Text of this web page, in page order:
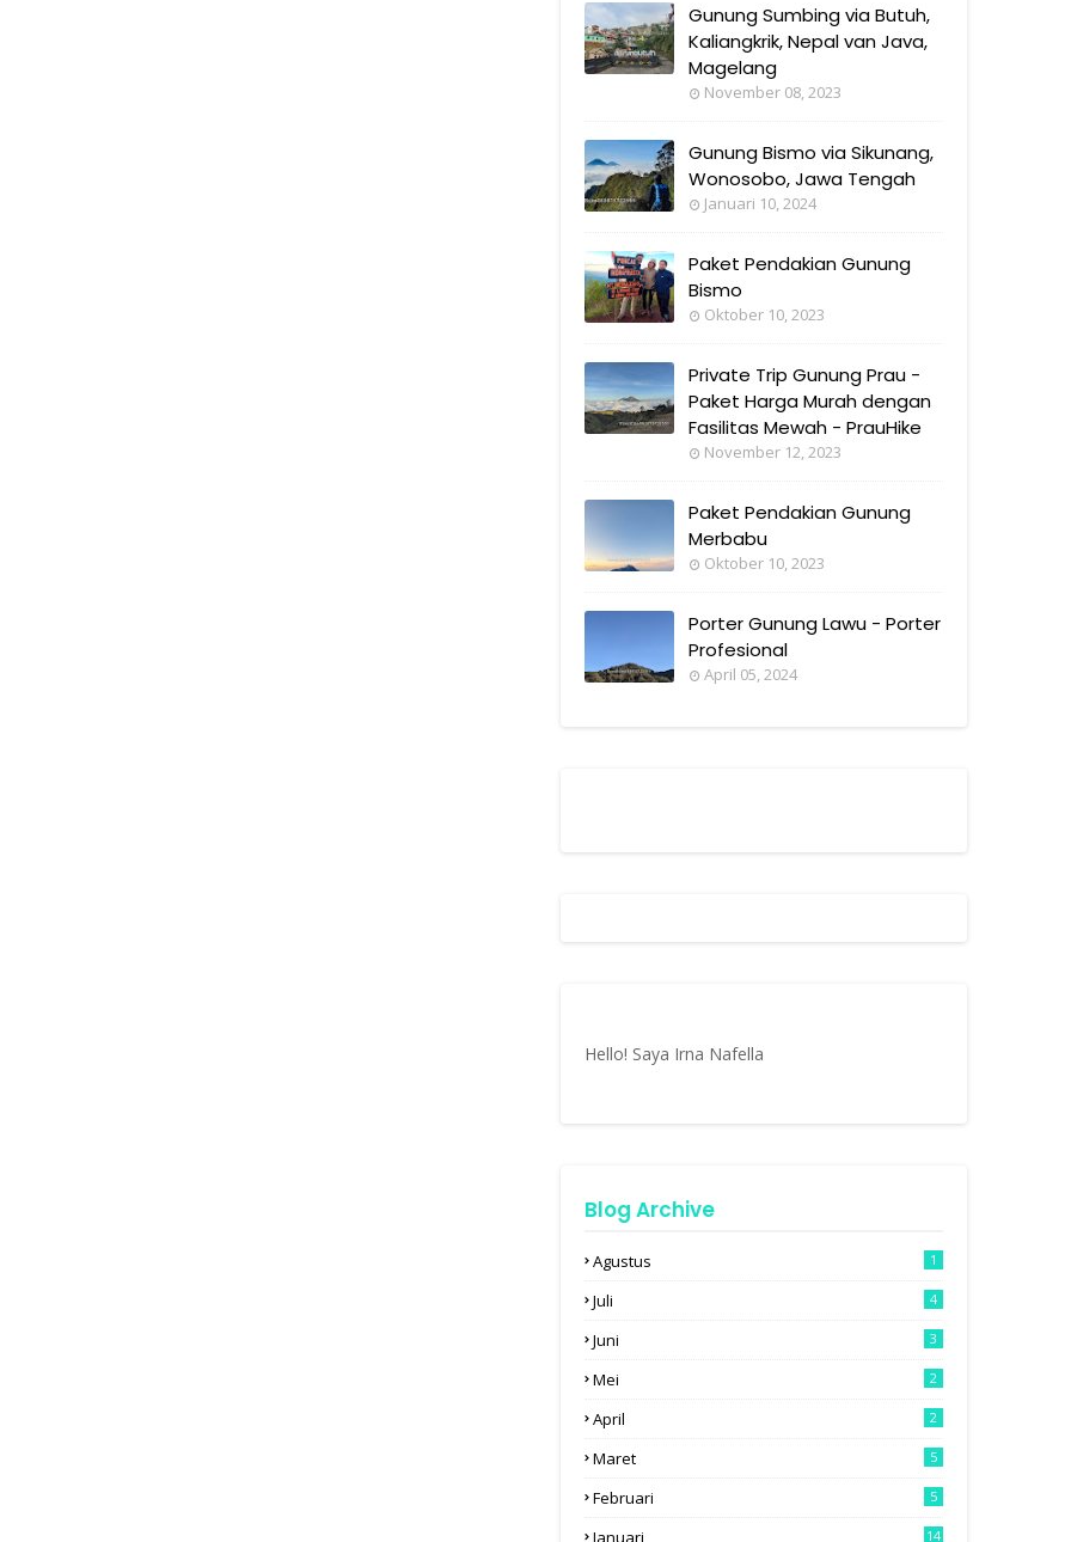
Gunung Sumbing via Butuh,
Kaliangkrik, Nepal van Java,
Magelang
November 08, 2023
Gunung Bismo via Sikunang,
Wonosobo, Jawa Tengah
Januari 10, 2024
Paket Pendakian Gunung
Bismo
Oktober 10, 2023
Private Trip Gunung Prau -
Paket Harga Murah dengan
Fasilitas Mewah - PrauHike
November 12, 2023
Paket Pendakian Gunung
Merbabu
Oktober 10, 2023
Porter Gunung Lawu - Porter
Profesional
April 05, 2024
Hello! Saya Irna Nafella
Blog Archive
Agustus 1
Juli 4
Juni 3
Mei 2
April 2
Maret 5
Februari 5
Januari 14